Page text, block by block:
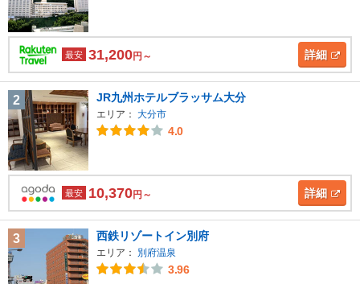
最安 31,200円～ 詳細
2 JR九州ホテルブラッサム大分
エリア： 大分市
4.0
最安 10,370円～ 詳細
3 西鉄リゾートイン別府
エリア： 別府温泉
3.96